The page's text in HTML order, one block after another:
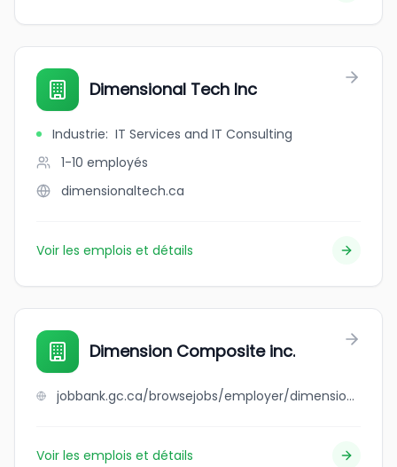
Dimensional Tech Inc
Industrie: IT Services and IT Consulting
1-10 employés
dimensionaltech.ca
Voir les emplois et détails
Dimension Composite inc.
jobbank.gc.ca/browsejobs/employer/dimension+composite+inc./ca
Voir les emplois et détails